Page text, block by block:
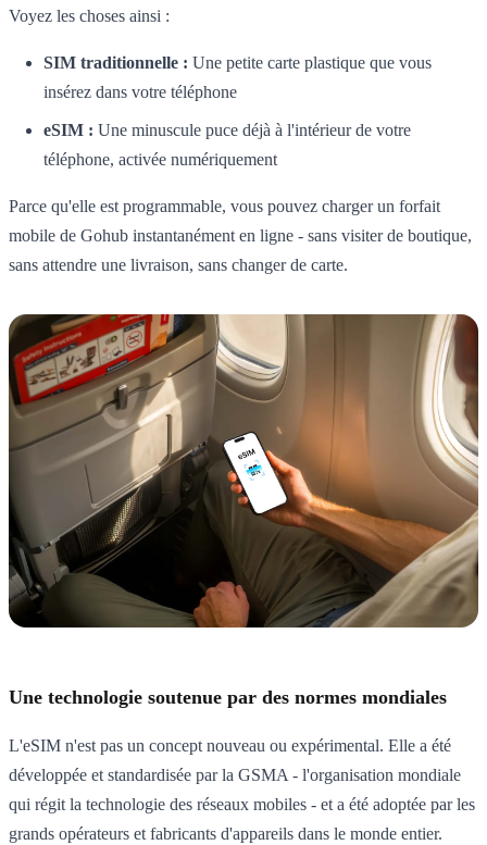
Voyez les choses ainsi :
SIM traditionnelle : Une petite carte plastique que vous
insérez dans votre téléphone
eSIM : Une minuscule puce déjà à l'intérieur de votre
téléphone, activée numériquement
Parce qu'elle est programmable, vous pouvez charger un forfait
mobile de Gohub instantanément en ligne - sans visiter de boutique,
sans attendre une livraison, sans changer de carte.
Une technologie soutenue par des normes mondiales
L'eSIM n'est pas un concept nouveau ou expérimental. Elle a été
développée et standardisée par la GSMA - l'organisation mondiale
qui régit la technologie des réseaux mobiles - et a été adoptée par les
grands opérateurs et fabricants d'appareils dans le monde entier.